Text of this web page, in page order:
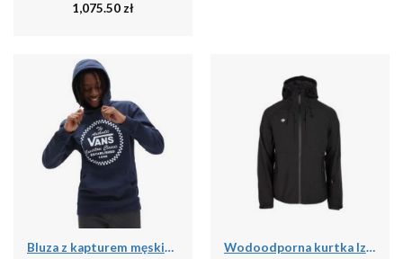
1,075.50zł
Bluza z kapturem męskie Vans Athletic Wodoodporna kurtka Izas Neo